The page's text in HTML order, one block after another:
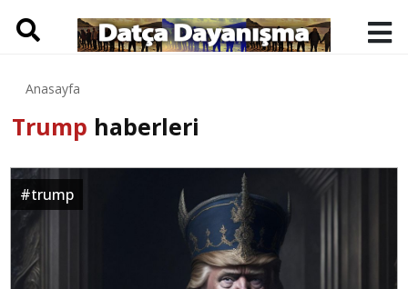
Anasayfa
Trump haberleri
#trump